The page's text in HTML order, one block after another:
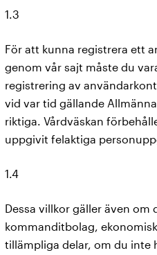
1.3
För att kunna registrera ett
genom vår sajt måste du
registrering av
vid var tid gällande
riktiga. Vårdväskan
uppgivit felaktiga
1.4
Dessa villkor gäller även
kommanditbolag,
tillämpliga delar, om du inte